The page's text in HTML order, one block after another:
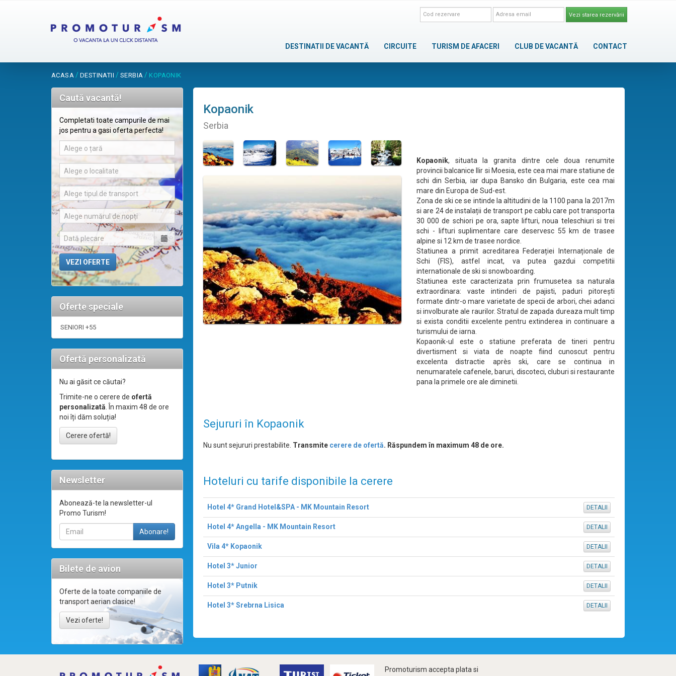
Vezi starea rezervării
DESTINATII DE VACANTĂ CIRCUITE TURISM DE AFACERI CLUB DE VACANTĂ CONTACT
ACASA / DESTINATII / SERBIA / KOPAONIK
Caută vacantă!
Completati toate campurile de mai
jos pentru a gasi oferta perfecta!
Alege o țară
Alege o localitate
Alege tipul de transport
Alege numărul de nopți
Oferte speciale
SENIORI +55
Ofertă personalizată
Nu ai găsit ce căutai?
Trimite-ne o cerere de ofertă
personalizată. În maxim 48 de ore
noi îți dăm soluția!
Cerere ofertă!
Newsletter
Abonează-te la newsletter-ul
Promo Turism!
Bilete de avion
Oferte de la toate companiile de
transport aerian clasice!
Vezi oferte!
Kopaonik
Serbia
Kopaonik, situata la granita dintre cele doua renumite
provincii balcanice Ilir si Moesia, este cea mai mare statiune de
schi din Serbia, iar dupa Bansko din Bulgaria, este cea mai
mare din Europa de Sud-est.
Zona de ski ce se intinde la altitudini de la 1100 pana la 2017m
si are 24 de instalații de transport pe cablu care pot transporta
30 000 de schiori pe ora, sapte lifturi, noua teleschiuri si trei
schi - lifturi suplimentare care deservesc 55 km de trasee
alpine si 12 km de trasee nordice.
Statiunea a primit acreditarea Federației Internaționale de
Schi (FIS), astfel incat, va putea gazdui competitii
internationale de ski si snowboarding.
Statiunea este caracterizata prin frumusetea sa naturala
extraordinara: vaste intinderi de pajisti, paduri pitorești
formate dintr-o mare varietate de specii de arbori, chei adanci
si involburate ale raurilor. Stratul de zapada dureaza mult timp
si exista conditii excelente pentru extinderea in continuare a
turismului de iarna.
Kopaonik-ul este o statiune preferata de tineri pentru
divertisment si viata de noapte fiind cunoscut pentru
excelenta distractie après ski, care se continua in
nenumaratele cafenele, baruri, discoteci, cluburi si restaurante
pana la primele ore ale diminetii.
Sejururi în Kopaonik
Nu sunt sejururi prestabilite. Transmite cerere de ofertă. Răspundem în maximum 48 de ore.
Hoteluri cu tarife disponibile la cerere
Hotel 4* Grand Hotel&SPA - MK Mountain Resort DETALII
Hotel 4* Angella - MK Mountain Resort DETALII
Vila 4* Kopaonik DETALII
Hotel 3* Junior DETALII
Hotel 3* Putnik DETALII
Hotel 3* Srebrna Lisica DETALII
Promoturism accepta plata si